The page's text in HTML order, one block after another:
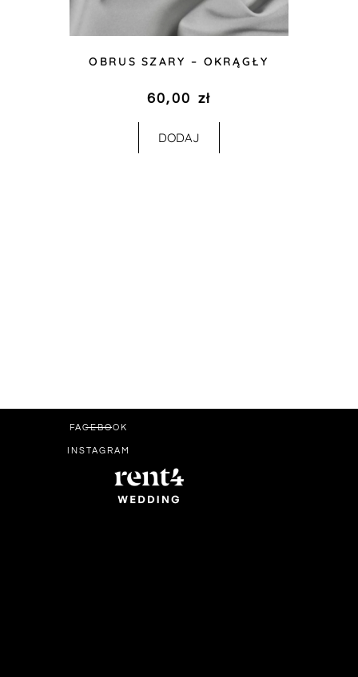
OBRUS SZARY – OKRĄGŁY
60,00 zł
DODAJ
FACEBOOK
INSTAGRAM